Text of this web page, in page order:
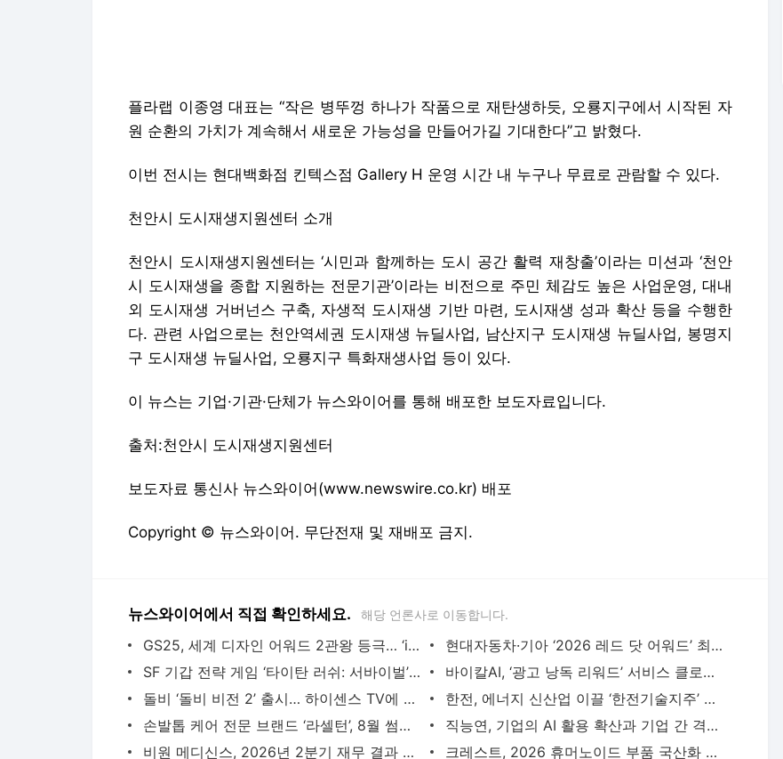
플라랩 이종영 대표는 “작은 병뚜껑 하나가 작품으로 재탄생하듯, 오룡지구에서 시작된 자
원 순환의 가치가 계속해서 새로운 가능성을 만들어가길 기대한다”고 밝혔다.
이번 전시는 현대백화점 킨텍스점 Gallery H 운영 시간 내 누구나 무료로 관람할 수 있다.
천안시 도시재생지원센터 소개
천안시 도시재생지원센터는 ‘시민과 함께하는 도시 공간 활력 재창출’이라는 미션과 ‘천안
시 도시재생을 종합 지원하는 전문기관’이라는 비전으로 주민 체감도 높은 사업운영, 대내
외 도시재생 거버넌스 구축, 자생적 도시재생 기반 마련, 도시재생 성과 확산 등을 수행한
다. 관련 사업으로는 천안역세권 도시재생 뉴딜사업, 남산지구 도시재생 뉴딜사업, 봉명지
구 도시재생 뉴딜사업, 오룡지구 특화재생사업 등이 있다.
이 뉴스는 기업·기관·단체가 뉴스와이어를 통해 배포한 보도자료입니다.
출처:천안시 도시재생지원센터
보도자료 통신사 뉴스와이어(www.newswire.co.kr) 배포
Copyright © 뉴스와이어. 무단전재 및 재배포 금지.
뉴스와이어에서 직접 확인하세요. 해당 언론사로 이동합니다.
GS25, 세계 디자인 어워드 2관왕 등극… ‘iF’ 이어 ‘레드닷’ 디자인 어워드 수상 - 뉴스와이어
현대자동차·기아 ‘2026 레드 닷 어워드’ 최우수상 포함 17개 수상 - 뉴스와이어
SF 기갑 전략 게임 ‘타이탄 러쉬: 서바이벌’ 국내 정식 출시 - 뉴스와이어
바이칼AI, ‘광고 낭독 리워드’ 서비스 클로즈드 베타 시작… 리워드 체험단 100명 모집 - 뉴스와
돌비 ‘돌비 비전 2’ 출시… 하이센스 TV에 가장 뛰어난 화질 경험 제공 - 뉴스와이어
한전, 에너지 신산업 이끌 ‘한전기술지주’ 공식 출범 - 뉴스와이어
손발톱 케어 전문 브랜드 ‘라셀턴’, 8월 썸머 할인 이벤트 진행… 베스트셀러 최대 50% 혜택 -
직능연, 기업의 AI 활용 확산과 기업 간 격차 분석 - 뉴스와이어
비원 메디신스, 2026년 2분기 재무 결과 및 비즈니스 업데이트 발표 - 뉴스와이어
크레스트, 2026 휴머노이드 부품 국산화 실증사업 선정… 로브로스와 ‘무정전 핫스왑 배터리시